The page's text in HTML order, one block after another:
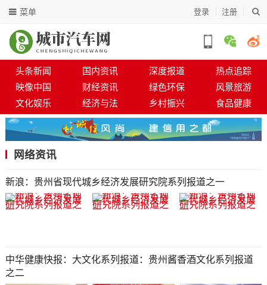
登录 注册
菜单
头条新闻 国内资讯 深度报道
热点追踪
映像中国
财经资讯 绿色环保
风景旅游
文化娱乐
经济与法 乡村振兴 食品健康
网络资讯
新浪：贵州省现代城乡经济发展研究院系列报道之一
中华健康快报：大文化系列报道：贵州酱香酒文化系列报道
之二